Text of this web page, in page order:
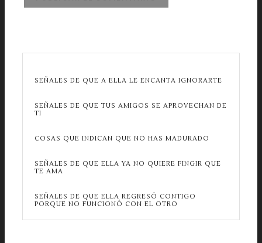
SEÑALES DE QUE A ELLA LE ENCANTA IGNORARTE
SEÑALES DE QUE TUS AMIGOS SE APROVECHAN DE
TI
COSAS QUE INDICAN QUE NO HAS MADURADO
SEÑALES DE QUE ELLA YA NO QUIERE FINGIR QUE
TE AMA
SEÑALES DE QUE ELLA REGRESÓ CONTIGO
PORQUE NO FUNCIONÓ CON EL OTRO